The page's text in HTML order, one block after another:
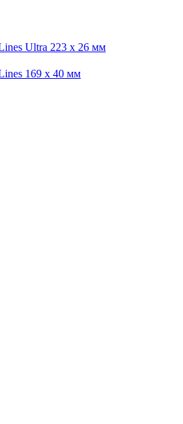
Ultra 223 x 26 мм
169 x 40 мм